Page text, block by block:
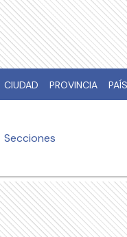
CIUDAD PROVINCIA PAÍS
Secciones